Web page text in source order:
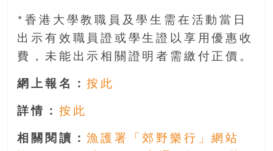
*香港大學教職員及學生需在活動當日
出示有效職員證或學生證以享用優惠收
費，未能出示相關證明者需繳付正價。
網上報名：按此
詳情： 按此
相關閱讀：漁護署「郊野樂行」網站